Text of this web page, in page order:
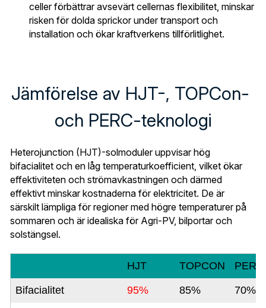
celler förbättrar avsevärt cellernas flexibilitet, minskar
risken för dolda sprickor under transport och
installation och ökar kraftverkens tillförlitlighet.
Jämförelse av HJT-, TOPCon-
och PERC-teknologi
Heterojunction (HJT)-solmoduler uppvisar hög
bifacialitet och en låg temperaturkoefficient, vilket ökar
effektiviteten och strömavkastningen och därmed
effektivt minskar kostnaderna för elektricitet. De är
särskilt lämpliga för regioner med högre temperaturer på
sommaren och är idealiska för Agri-PV, bilportar och
solstängsel.